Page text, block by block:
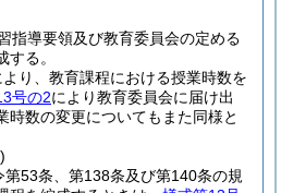
指導要領及び教育委員会の定める
る。
り、教育課程における授業時数を
号の2により教育委員会に届け出
時数の変更についてもまた同様と
第53条、第138条及び第140条の規